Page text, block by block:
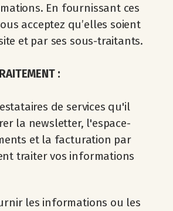
En fournissant ces
acceptez qu’elles soient
et par ses sous-traitants.
:
de services qu'il
la newsletter, l'espace-
et la facturation par
traiter vos informations
les informations ou les